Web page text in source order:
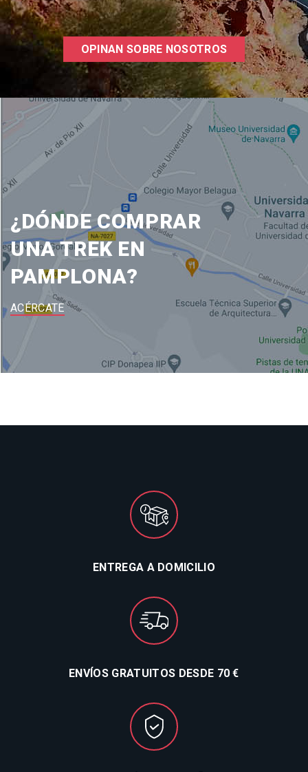
OPINAN SOBRE NOSOTROS
¿DÓNDE COMPRAR
UNA TREK EN
PAMPLONA?
ACÉRCATE
ENTREGA A DOMICILIO
ENVÍOS GRATUITOS DESDE 70 €